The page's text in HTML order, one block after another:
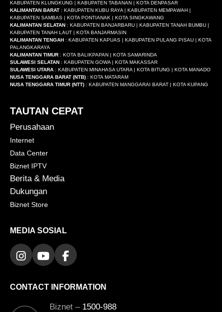
KABUPATEN KLUNGKUNG | KABUPATEN TABANAN | KOTA DENPASAR
KALIMANTAN BARAT : KABUPATEN KUBU RAYA | KABUPATEN MEMPAWAH |
KABUPATEN SAMBAS | KOTA PONTIANAK | KOTA SINGKAWANG
KALIMANTAN SELATAN : KABUPATEN BANJARBARU | KABUPATEN TANAH BUMBU |
KABUPATEN TANAH LAUT | KOTA BANJARMASIN
KALIMANTAN TENGAH : KABUPATEN KAPUAS | KABUPATEN PULANG PISAU | KOTA
PALANGKARAYA
KALIMANTAN TIMUR : KOTA BALIKPAPAN | KOTA SAMARINDA
SULAWESI SELATAN : KABUPATEN GOWA | KOTA MAKASSAR
SULAWESI UTARA : KABUPATEN MINAHASA UTARA | KOTA BITUNG | KOTA MANADO
NUSA TENGGARA BARAT (NTB) : KOTA MATARAM
NUSA TENGGARA TIMUR (NTT) : KABUPATEN MANGGARAI BARAT | KOTA KUPANG
TAUTAN CEPAT
Perusahaan
Internet
Data Center
Biznet IPTV
Berita & Media
Dukungan
Biznet Store
MEDIA SOSIAL
CONTACT INFORMATION
Biznet – 1500-988